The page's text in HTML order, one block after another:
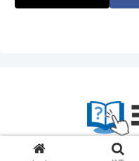
© 2023-2024